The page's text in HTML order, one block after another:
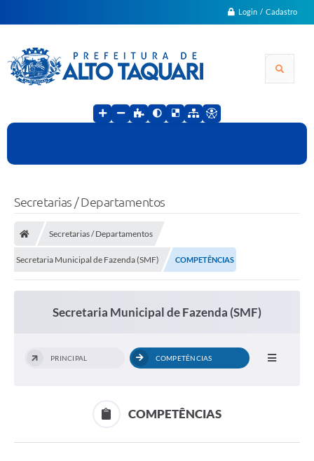
Login / Cadastro
Secretarias / Departamentos
Secretarias / Departamentos
Secretaria Municipal de Fazenda (SMF) COMPETÊNCIAS
Secretaria Municipal de Fazenda (SMF)
PRINCIPAL COMPETÊNCIAS
COMPETÊNCIAS